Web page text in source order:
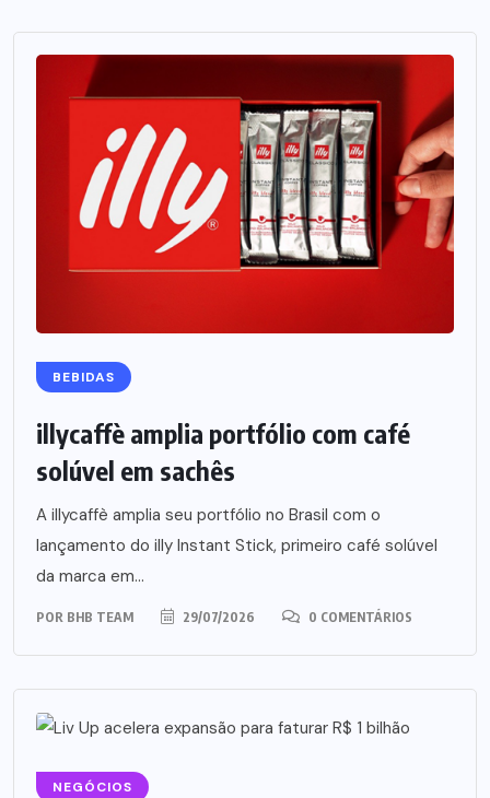
BEBIDAS
illycaffè amplia portfólio com café
solúvel em sachês
A illycaffè amplia seu portfólio no Brasil com o
lançamento do illy Instant Stick, primeiro café solúvel
da marca em...
POR BHB TEAM 29/07/2026 0 COMENTÁRIOS
NEGÓCIOS